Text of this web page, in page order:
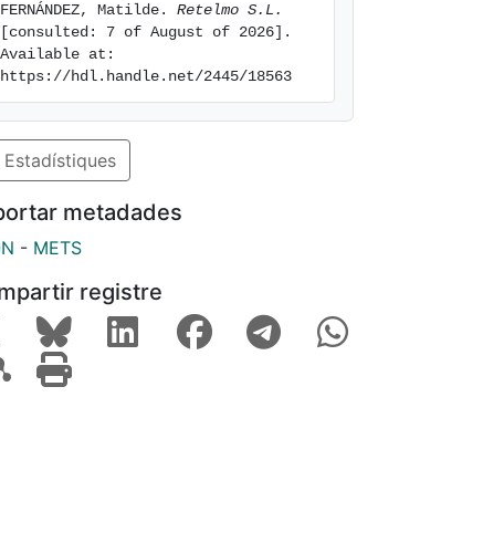
FERNÁNDEZ, Matilde. Retelmo S.L.
[consulted: 7 of August of 2026].
Available at:
https://hdl.handle.net/2445/18563
Estadístiques
metadades
- METS
registre